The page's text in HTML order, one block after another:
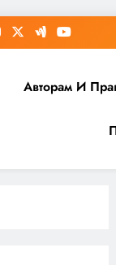
Авторам И